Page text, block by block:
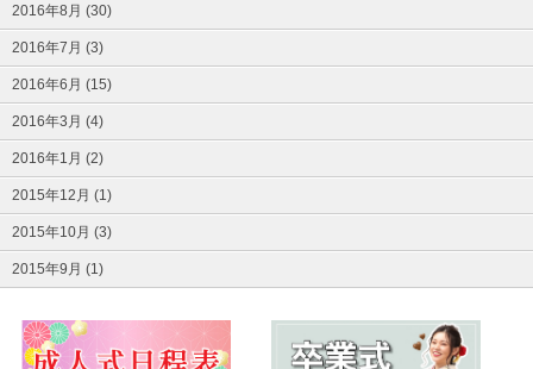
2016年8月 (30)
2016年7月 (3)
2016年6月 (15)
2016年3月 (4)
2016年1月 (2)
2015年12月 (1)
2015年10月 (3)
2015年9月 (1)